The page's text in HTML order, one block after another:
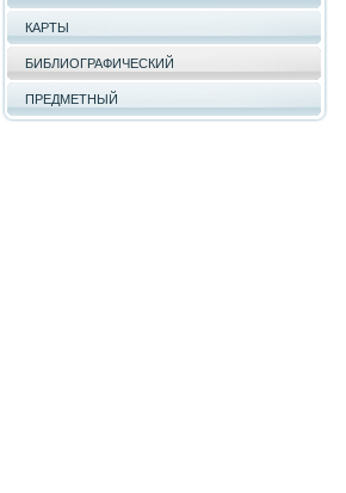
КАРТЫ
БИБЛИОГРАФИЧЕСКИЙ
ПРЕДМЕТНЫЙ